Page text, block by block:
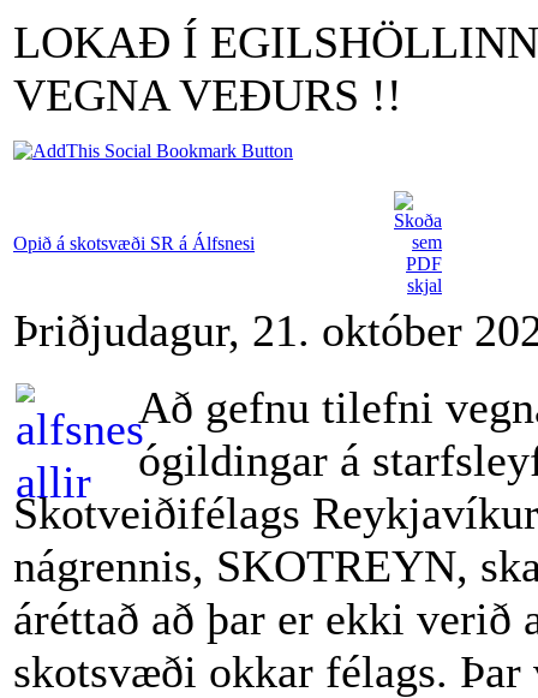
LOKAÐ Í
VEGNA VEÐURS !!
Opið á skotsvæði SR á Álfsnesi
Þriðjudagur, 21. október
Að gefnu tilefni
ógildingar á
Skotveiðifélags
nágrennis, SKOTREYN,
áréttað að þar er ekki verið
skotsvæði okkar félags. Þar